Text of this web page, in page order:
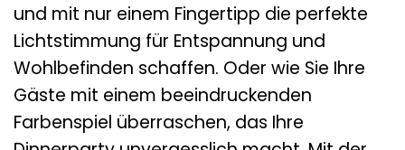
und mit nur einem Fingertipp die perfekte
Lichtstimmung für Entspannung und
Wohlbefinden schaffen. Oder wie Sie Ihre
Gäste mit einem beeindruckenden
Farbenspiel überraschen, das Ihre